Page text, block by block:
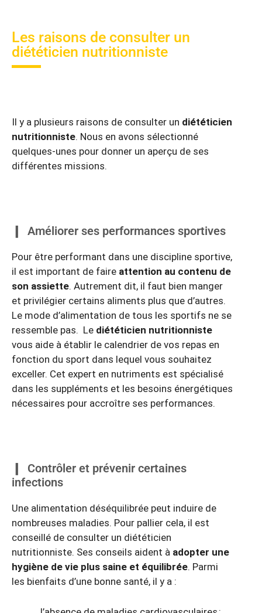
Les raisons de consulter un
diététicien nutritionniste
Il y a plusieurs raisons de consulter un diététicien
nutritionniste. Nous en avons sélectionné
quelques-unes pour donner un aperçu de ses
différentes missions.
Améliorer ses performances sportives
Pour être performant dans une discipline sportive,
il est important de faire attention au contenu de
son assiette. Autrement dit, il faut bien manger
et privilégier certains aliments plus que d’autres.
Le mode d’alimentation de tous les sportifs ne se
ressemble pas. Le diététicien nutritionniste
vous aide à établir le calendrier de vos repas en
fonction du sport dans lequel vous souhaitez
exceller. Cet expert en nutriments est spécialisé
dans les suppléments et les besoins énergétiques
nécessaires pour accroître ses performances.
Contrôler et prévenir certaines
infections
Une alimentation déséquilibrée peut induire de
nombreuses maladies. Pour pallier cela, il est
conseillé de consulter un diététicien
nutritionniste. Ses conseils aident à adopter une
hygiène de vie plus saine et équilibrée. Parmi
les bienfaits d’une bonne santé, il y a :